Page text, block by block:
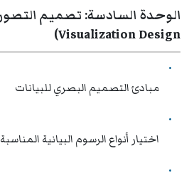
Visualization Design)
مبادئ التصميم البصري للبيانات
اختيار أنواع الرسوم البيانية المناسبة